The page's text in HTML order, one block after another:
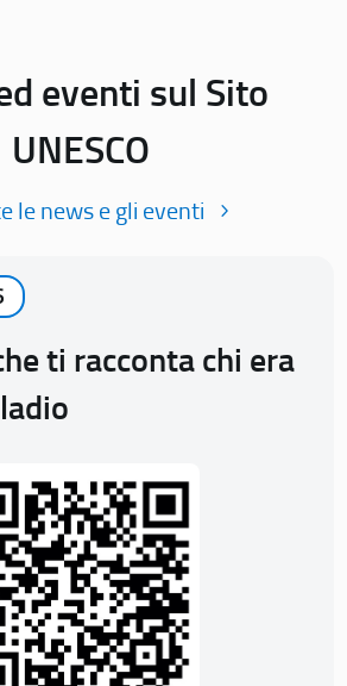
eventi sul Sito
UNESCO
le news e gli eventi
ti racconta chi era